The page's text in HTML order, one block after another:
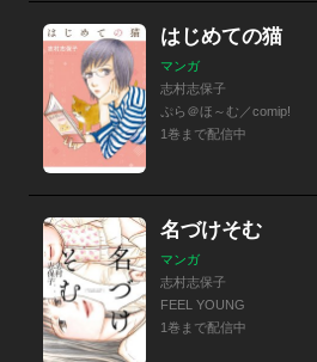
はじめての猫
マンガ
志村志保子
ぷら＠ほ～む／comip!
1巻まで配信中
名づけそむ
マンガ
志村志保子
FEEL YOUNG
1巻まで配信中